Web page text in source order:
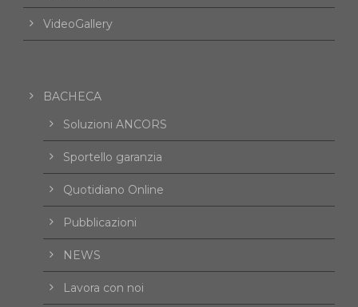
VideoGallery
BACHECA
Soluzioni ANCORS
Sportello garanzia
Quotidiano Online
Pubblicazioni
NEWS
Lavora con noi